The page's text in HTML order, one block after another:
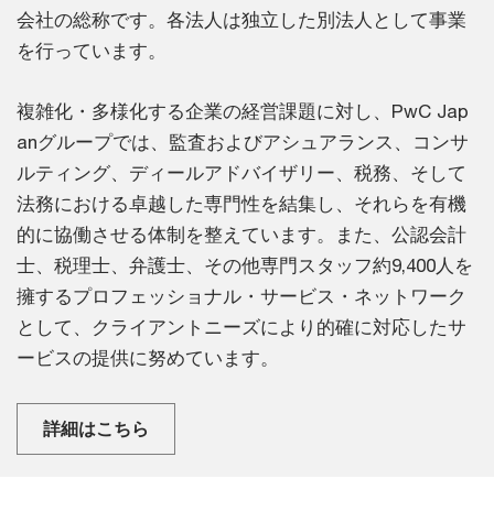
会社の総称です。各法人は独立した別法人として事業
を行っています。
複雑化・多様化する企業の経営課題に対し、PwC Jap
anグループでは、監査およびアシュアランス、コンサ
ルティング、ディールアドバイザリー、税務、そして
法務における卓越した専門性を結集し、それらを有機
的に協働させる体制を整えています。また、公認会計
士、税理士、弁護士、その他専門スタッフ約9,400人を
擁するプロフェッショナル・サービス・ネットワーク
として、クライアントニーズにより的確に対応したサ
ービスの提供に努めています。
詳細はこちら